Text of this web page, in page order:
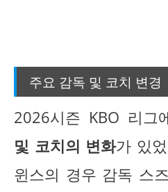
주요 감독 및 코치 변경
2026시즌 KBO 리그
및 코치의 변화가 있
윈스의 경우 감독 스